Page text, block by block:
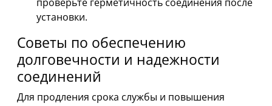
установки.
Советы по обеспечению
долговечности и надежности
соединений
Для продления срока службы и повышения